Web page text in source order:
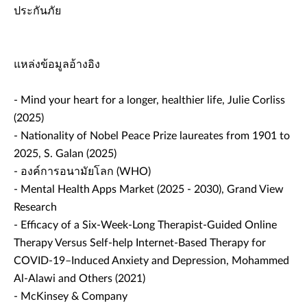
ประกันภัย
แหล่งข้อมูลอ้างอิง
- Mind your heart for a longer, healthier life, Julie Corliss
(2025)
- Nationality of Nobel Peace Prize laureates from 1901 to
2025, S. Galan (2025)
- องค์การอนามัยโลก (WHO)
- Mental Health Apps Market (2025 - 2030), Grand View
Research
- Efficacy of a Six-Week-Long Therapist-Guided Online
Therapy Versus Self-help Internet-Based Therapy for
COVID-19–Induced Anxiety and Depression, Mohammed
Al-Alawi and Others (2021)
- McKinsey & Company